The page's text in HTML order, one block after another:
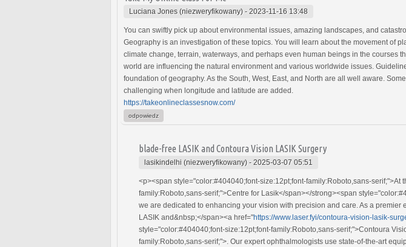
Luciana Jones (niezweryfikowany) - 2023-11-16 13:48
You can swiftly pick up about environmental issues, amazing landscapes, and
Geography is an investigation of these topics. You will learn about the movement of
climate change, terrain, waterways, and perhaps even human beings in the courses
world are influencing the natural environment and various worldwide issues.
foundation of geography. As the South, West, East, and North are all well aware.
challenging when longitude and latitude are added.
https://takeonlineclassesnow.com/
odpowiedz
blade-free LASIK and Contoura Vision LASIK Surgery
lasikindelhi (niezweryfikowany) - 2025-03-07 05:51
<p><span style="color:#404040;font-size:12pt;font-family:Roboto,sans-
family:Roboto,sans-serif;">Centre for Lasik</span></strong><span
we are dedicated to enhancing your vision with precision and care. As a
LASIK and&nbsp;</span><a href="https://www.laser.fyi/contoura-vision-lasik-
style="color:#404040;font-size:12pt;font-family:Roboto,sans-serif;">Contoura
family:Roboto,sans-serif;">. Our expert ophthalmologists use state-of-the-art